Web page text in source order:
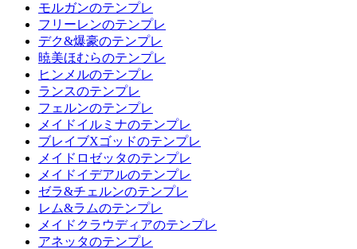
モルガンのテンプレ
フリーレンのテンプレ
デク&爆豪のテンプレ
暁美ほむらのテンプレ
ヒンメルのテンプレ
ランスのテンプレ
フェルンのテンプレ
メイドイルミナのテンプレ
ブレイブXゴッドのテンプレ
メイドロゼッタのテンプレ
メイドイデアルのテンプレ
ゼラ&チェルンのテンプレ
レム&ラムのテンプレ
メイドクラウディアのテンプレ
アネッタのテンプレ